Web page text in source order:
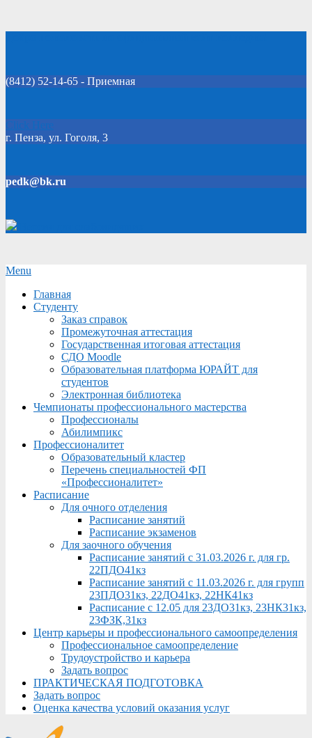
(8412) 52-14-65 - Приемная
Click Here
г. Пенза, ул. Гоголя, 3
pedk@bk.ru
Secondary
Menu
Menu
Главная
Студенту
Заказ справок
Промежуточная аттестация
Государственная итоговая аттестация
СДО Moodle
Образовательная платформа ЮРАЙТ для
студентов
Электронная библиотека
Чемпионаты профессионального мастерства
Профессионалы
Абилимпикс
Профессионалитет
Образовательный кластер
Перечень специальностей ФП
«Профессионалитет»
Расписание
Для очного отделения
Расписание занятий
Расписание экзаменов
Для заочного обучения
Расписание занятий с 31.03.2026 г. для гр.
22ПДО41кз
Расписание занятий с 11.03.2026 г. для групп
23ПДО31кз, 22ДО41кз, 22НК41кз
Расписание с 12.05 для 23ДО31кз, 23НК31кз,
23ФЗК,31кз
Центр карьеры и профессионального самоопределения
Профессиональное самоопределение
Трудоустройство и карьера
Задать вопрос
ПРАКТИЧЕСКАЯ ПОДГОТОВКА
Задать вопрос
Оценка качества условий оказания услуг